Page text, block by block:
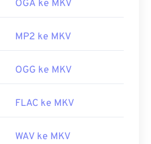
22412.html
Combined Community
OGA ke MKV
MP2 ke MKV
OGG ke MKV
FLAC ke MKV
WAV ke MKV